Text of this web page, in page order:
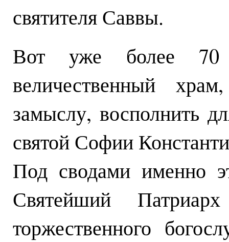
святителя Саввы.
Вот уже более 70
величественный
замыслу, восполнить
святой Софии
Под сводами именно
Святейший
торжественного